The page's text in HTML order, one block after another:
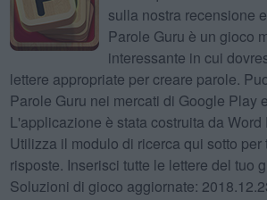
sulla nostra recensione
Parole Guru è un gioco
interessante in cui
lettere appropriate per creare parole.
Parole Guru nei mercati di Google Play
L'applicazione è stata costruita da Word
Utilizza il modulo di ricerca qui sotto per
risposte. Inserisci tutte le lettere del tuo
Soluzioni di gioco aggiornate: